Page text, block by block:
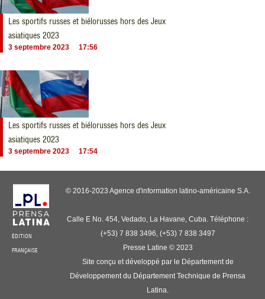
Les sportifs russes et biélorusses hors des Jeux
asiatiques 2023
3 septembre 2023 17:56
Les sportifs russes et biélorusses hors des Jeux
asiatiques 2023
3 septembre 2023 17:54
ÉDITION
FRANÇAISE
© 2016-2023 Agence d'information latino-américaine S.A.
Calle E No. 454, Vedado, La Havane, Cuba. Téléphone :
(+53) 7 838 3496, (+53) 7 838 3497
Presse Latine © 2023
Site conçu et développé par le Département de
Développement du Département Technique de Prensa
Latina.